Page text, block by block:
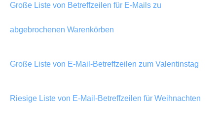
Große Liste von Betreffzeilen für E-Mails zu
abgebrochenen Warenkörben
Große Liste von E-Mail-Betreffzeilen zum Valentinstag
Riesige Liste von E-Mail-Betreffzeilen für Weihnachten